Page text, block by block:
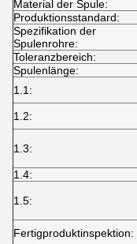
Material der Spule:
Produktionsstandard:
Spezifikation der
Spulenrohre:
Toleranzbereich:
Spulenlänge:
1.1:
1.2:
1.3:
1.4:
1.5:
Fertigproduktinspektion: